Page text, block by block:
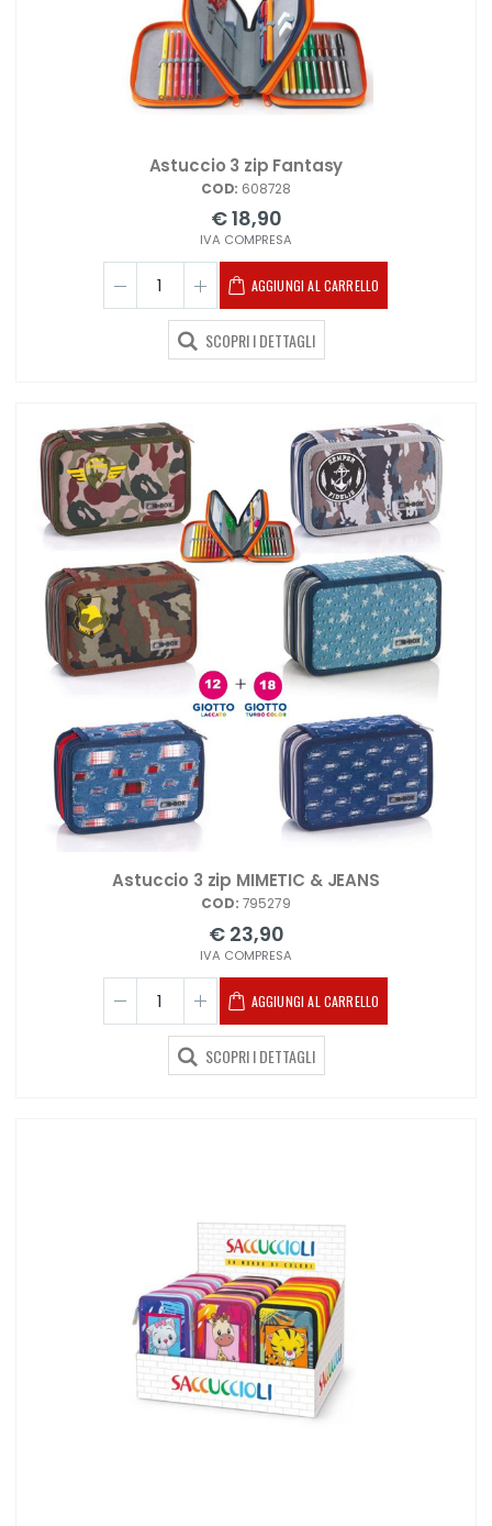
Astuccio 3 zip Fantasy
COD: 608728
€ 18,90
IVA COMPRESA
AGGIUNGI AL CARRELLO
SCOPRI I DETTAGLI
Astuccio 3 zip MIMETIC & JEANS
COD: 795279
€ 23,90
IVA COMPRESA
AGGIUNGI AL CARRELLO
SCOPRI I DETTAGLI